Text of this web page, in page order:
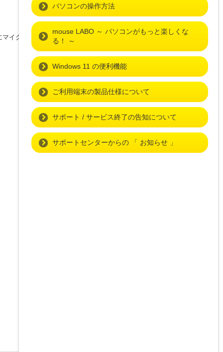
マイクブーストを 「0.0dB 」 に設定するこ
パソコンの操作方法
mouse LABO ～ パソコンがもっと楽しくな
る！ ～
Windows 11 の便利機能
ご利用端末の製品仕様について
サポート / サービス終了の告知について
サポートセンターからの 「 お知らせ 」